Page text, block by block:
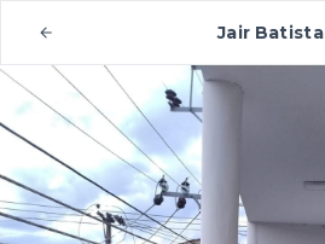
Jair Batista